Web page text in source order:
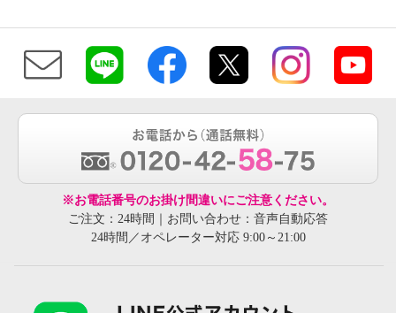
※お電話番号のお掛け間違いにご注意ください。
ご注文：24時間｜お問い合わせ：音声自動応答
24時間／オペレーター対応 9:00～21:00